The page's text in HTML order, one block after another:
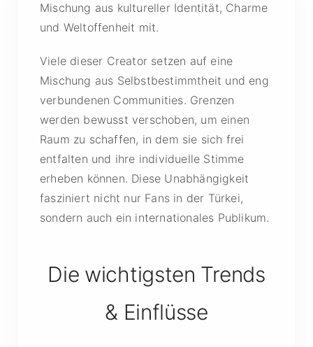
Mischung aus kultureller Identität, Charme
und Weltoffenheit mit.
Viele dieser Creator setzen auf eine
Mischung aus Selbstbestimmtheit und eng
verbundenen Communities. Grenzen
werden bewusst verschoben, um einen
Raum zu schaffen, in dem sie sich frei
entfalten und ihre individuelle Stimme
erheben können. Diese Unabhängigkeit
fasziniert nicht nur Fans in der Türkei,
sondern auch ein internationales Publikum.
Die wichtigsten Trends
& Einflüsse